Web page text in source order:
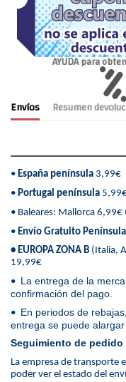
AYUDA para
Envíos Resumen
• España península 3,99€
• Portugal península
• Baleares: Mallorca
• Envío Gratuito
• EUROPA ZONA B (Italia,
19,99€
• La entrega de la
confirmación del pago.
• En periodos de
entrega se puede
Seguimiento de pedido
La empresa de transporte
poder ver el estado del